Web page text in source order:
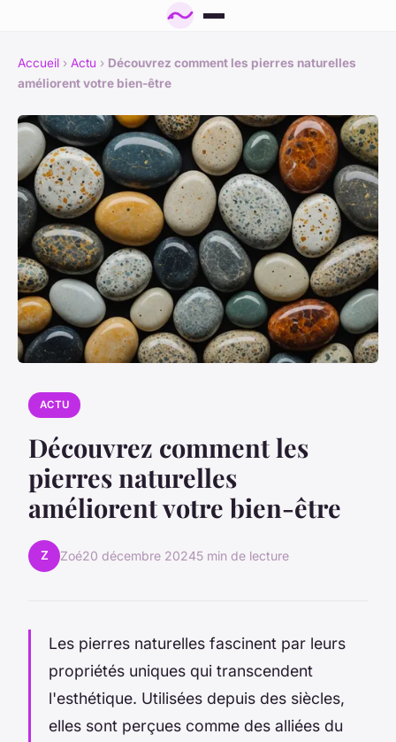
Accueil › Actu › Découvrez comment les pierres naturelles
améliorent votre bien-être
ACTU
Découvrez comment les
pierres naturelles
améliorent votre bien-être
Z Zoé20 décembre 20245 min de lecture
Les pierres naturelles fascinent par leurs
propriétés uniques qui transcendent
l'esthétique. Utilisées depuis des siècles,
elles sont perçues comme des alliées du